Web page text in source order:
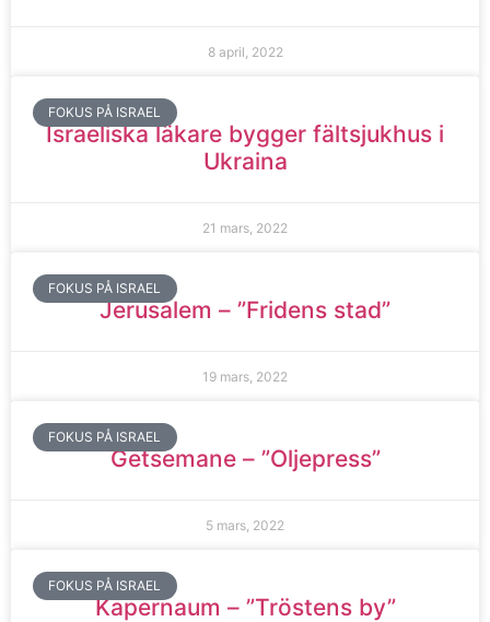
8 april, 2022
FOKUS PÅ ISRAEL
Israeliska läkare bygger fältsjukhus i
Ukraina
21 mars, 2022
FOKUS PÅ ISRAEL
Jerusalem – ”Fridens stad”
19 mars, 2022
FOKUS PÅ ISRAEL
Getsemane – ”Oljepress”
5 mars, 2022
FOKUS PÅ ISRAEL
Kapernaum – ”Tröstens by”